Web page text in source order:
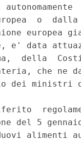
o  dalla
e' data
della
che ne
dei
del 5
alimenti